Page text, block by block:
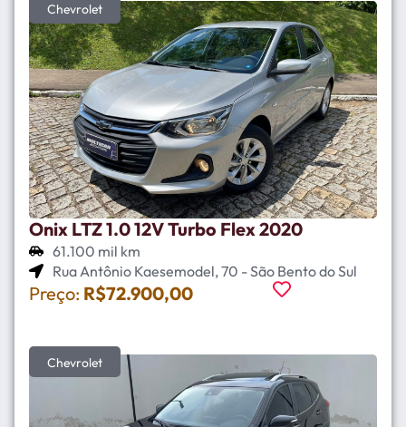
Chevrolet
Onix LTZ 1.0 12V Turbo Flex 2020
61.100 mil km
Rua Antônio Kaesemodel, 70 - São Bento do Sul
Preço: R$72.900,00
Chevrolet